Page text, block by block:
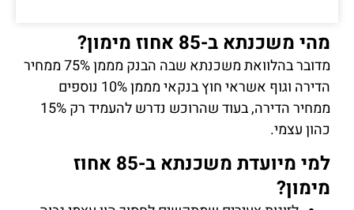
מהי משכנתא ב-85 אחוז מימון?
מדובר בהלוואת משכנתא שבה הבנק מממן 75% ממחיר
הדירה וגוף אשראי חוץ בנקאי מממן 10% נוספים
ממחיר הדירה, בעוד שהרוכש נדרש להעמיד רק 15%
כהון עצמי.
למי מיועדת משכנתא ב-85 אחוז
מימון?